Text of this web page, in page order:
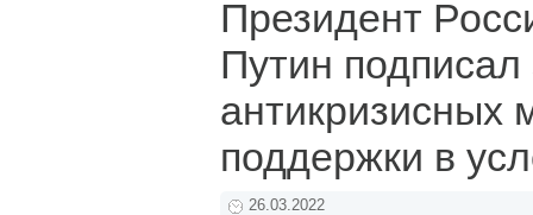
Президент
Путин
антикризисных
поддержки в
26.03.2022